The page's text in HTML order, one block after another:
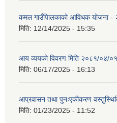
कमल गाउँपािलकाको आविधक योजना -
मिति: 12/14/2025 - 15:35
आय व्ययको विवरण मिति २०८१/०४/
मिति: 06/17/2025 - 16:13
आप्रवासन तथा पुनःएकीकरण
मिति: 01/23/2025 - 11:52